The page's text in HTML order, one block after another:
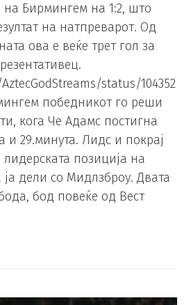
на Бирмингем на 1:2, што
на натпреварот. Од
ова е веќе трет гол за
status/104352
победникот го реши
кога Че Адамс постигна
и 29.минута. Лидс и покрај
позиција на
ја дели со Мидлзброу. Двата
бод повеќе од Вест